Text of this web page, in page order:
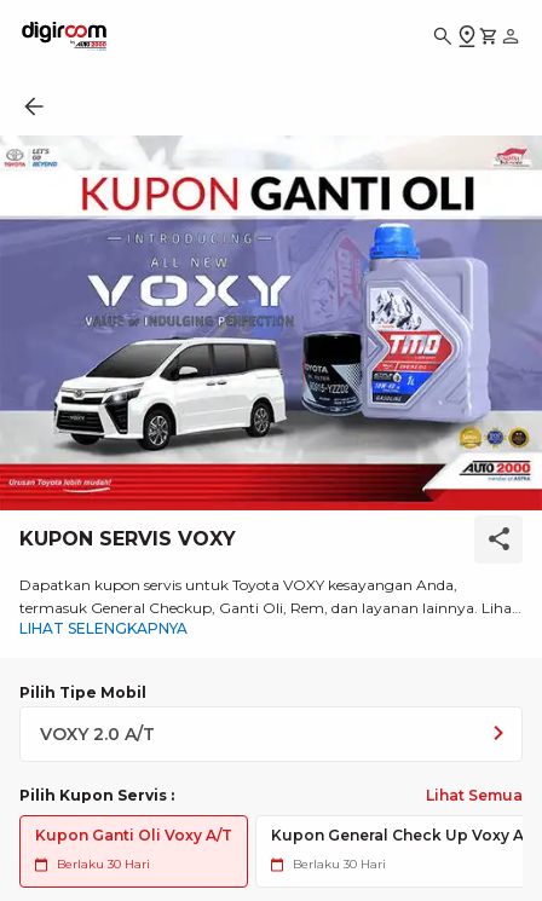
KUPON SERVIS VOXY
Dapatkan kupon servis untuk Toyota VOXY kesayangan Anda,
termasuk General Checkup, Ganti Oli, Rem, dan layanan lainnya. Lihat
selengkapnya!
LIHAT SELENGKAPNYA
Pilih Tipe Mobil
Pilih Kupon Servis : Lihat Semua
Kupon Ganti Oli Voxy A/T
Berlaku 30 Hari
Kupon General Check Up Voxy A/T
Berlaku 30 Hari